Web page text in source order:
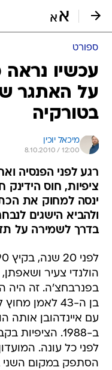
ספורט
עכשיו
על האתגר
בטורקיה
מיכאל יוכין
8.10.2010 / 12:00
רגע לפני הפנסיה
ציפיות, חוס
ינסה למחוק את
ולהביא הישגים
בדרך לשמירה על
הולנדי צעיר
בפנרבחצ'ה. זה היה
בן ה-43 לאמן
עם איינדהובן אותה
ב-1988.
לפני כל עונה.
הסתפק במקום השני